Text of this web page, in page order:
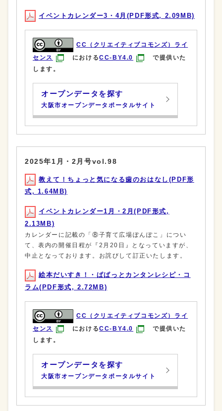
イベントカレンダー3・4月(PDF形式, 2.09MB)
CC（クリエイティブコモンズ）ライ
センス
におけるCC-BY4.0
で提供いた
します。
オープンデータを探す
大阪市オープンデータポータルサイト
2025年1月・2月号vol.98
教えて！ちょっと気になる歯のおはなし(PDF形
式, 1.64MB)
イベントカレンダー1月・2月(PDF形式,
2.13MB)
カレンダーに記載の「⑧子育て広場ぽんぽこ」につい
て、表内の開催日程が『2月20日』となっていますが、
中止となっております。お詫びして訂正いたします。
絵本だいすき！・ぱぱっとカンタンレシピ・コ
ラム(PDF形式, 2.72MB)
CC（クリエイティブコモンズ）ライ
センス
におけるCC-BY4.0
で提供いた
します。
オープンデータを探す
大阪市オープンデータポータルサイト